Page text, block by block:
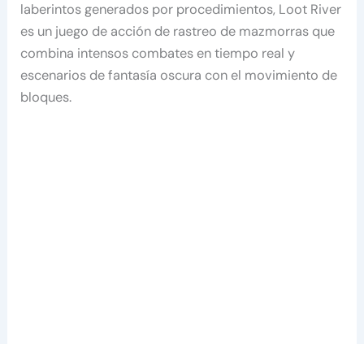
laberintos generados por procedimientos, Loot River
es un juego de acción de rastreo de mazmorras que
combina intensos combates en tiempo real y
escenarios de fantasía oscura con el movimiento de
bloques.